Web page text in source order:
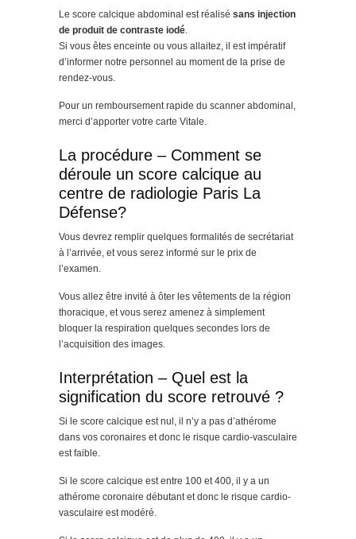
Le score calcique abdominal est réalisé sans injection
de produit de contraste iodé.
Si vous êtes enceinte ou vous allaitez, il est impératif
d’informer notre personnel au moment de la prise de
rendez-vous.
Pour un remboursement rapide du scanner abdominal,
merci d’apporter votre carte Vitale.
La procédure – Comment se
déroule un score calcique au
centre de radiologie Paris La
Défense?
Vous devrez remplir quelques formalités de secrétariat
à l’arrivée, et vous serez informé sur le prix de
l’examen.
Vous allez être invité à ôter les vêtements de la région
thoracique, et vous serez amenez à simplement
bloquer la respiration quelques secondes lors de
l’acquisition des images.
Interprétation – Quel est la
signification du score retrouvé ?
Si le score calcique est nul, il n’y a pas d’athérome
dans vos coronaires et donc le risque cardio-vasculaire
est faible.
Si le score calcique est entre 100 et 400, il y a un
athérome coronaire débutant et donc le risque cardio-
vasculaire est modéré.